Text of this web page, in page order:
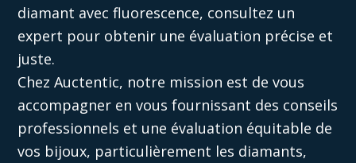
diamant avec fluorescence, consultez un
expert pour obtenir une évaluation précise et
juste.
Chez Auctentic, notre mission est de vous
accompagner en vous fournissant des conseils
professionnels et une évaluation équitable de
vos bijoux, particulièrement les diamants,